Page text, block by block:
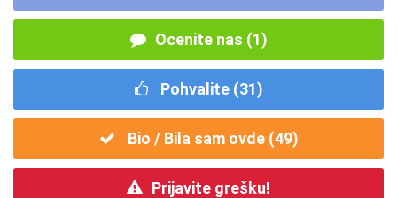
Ocenite nas (1)
Pohvalite (31)
Bio / Bila sam ovde (49)
Prijavite grešku!